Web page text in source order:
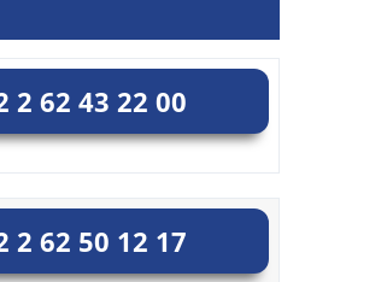
2 62 43 22 00
2 62 50 12 17